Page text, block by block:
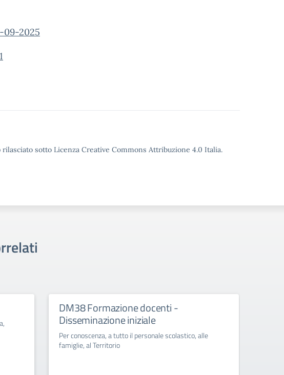
09-2025
sotto Licenza Creative Commons Attribuzione 4.0 Italia.
DM38 Formazione docenti -
Disseminazione iniziale
Per conoscenza, a tutto il personale scolastico, alle
famiglie, al Territorio